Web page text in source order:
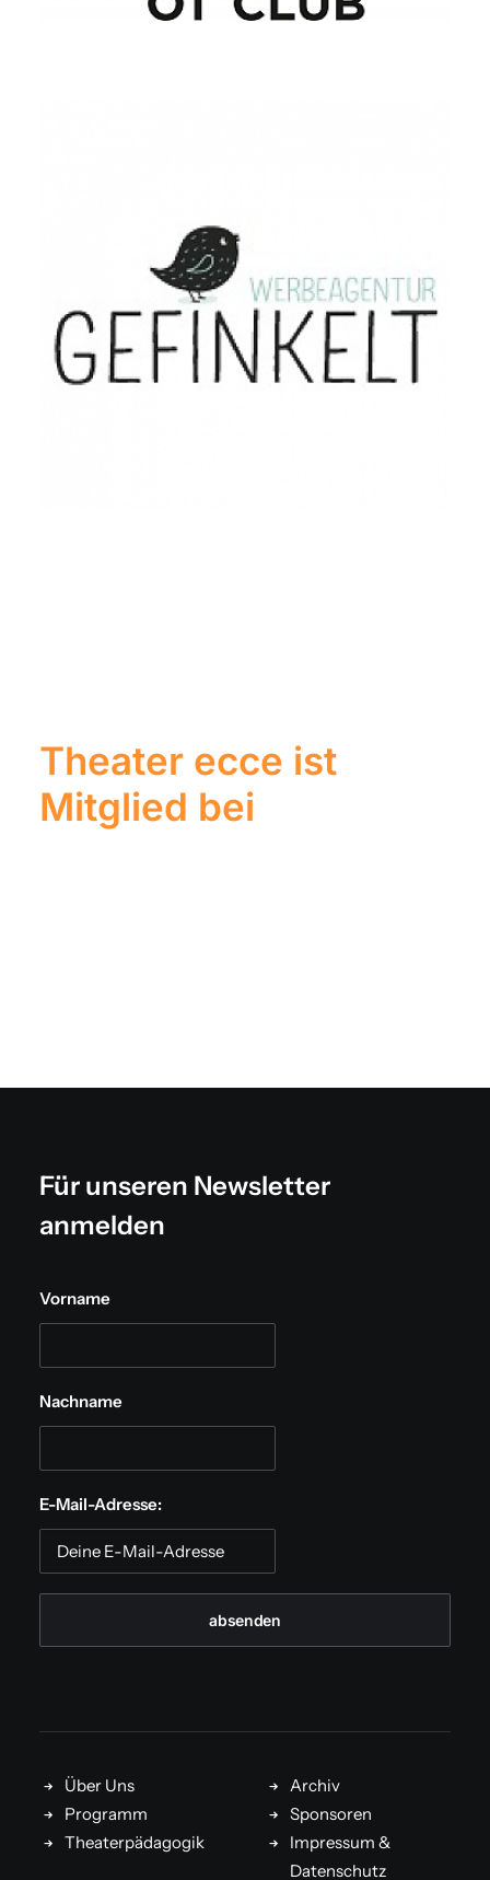
Theater ecce ist
Mitglied bei
Für unseren Newsletter
anmelden
Vorname
Nachname
E-Mail-Adresse:
Über Uns
Programm
Theaterpädagogik
Archiv
Sponsoren
Impressum &
Datenschutz